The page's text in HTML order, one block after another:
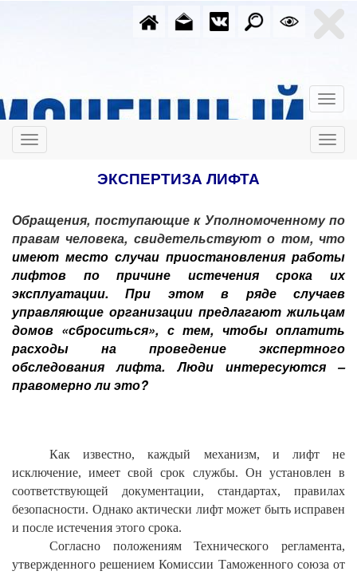
ЭКСПЕРТИЗА ЛИФТА
Обращения, поступающие к Уполномоченному по
правам человека, свидетельствуют о том, что
имеют место случаи приостановления работы
лифтов по причине истечения срока их
эксплуатации.При этом в ряде случаев
управляющие организации предлагают жильцам
домов «сброситься», с тем, чтобы оплатить
расходы на проведение экспертного
обследования лифта. Люди интересуются –
правомерно ли это?
Как известно, каждый механизм, и лифт не
исключение, имеет свой срок службы. Он установлен в
соответствующей документации, стандартах, правилах
безопасности. Однако актически лифт может быть исправен
и после истечения этого срока.
Согласно положениям Технического регламента,
утвержденного решением Комиссии Таможенного союза от